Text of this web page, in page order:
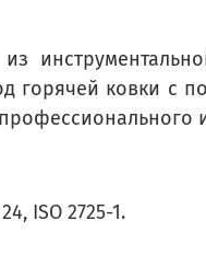
горячей ковки
ISO 2725-1.